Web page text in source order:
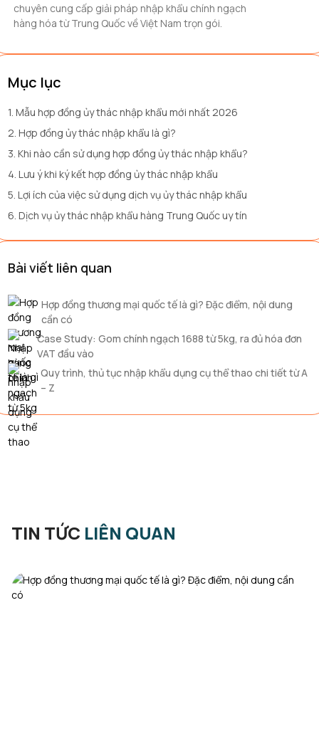
chuyên cung cấp giải pháp nhập khẩu chính ngạch
hàng hóa từ Trung Quốc về Việt Nam trọn gói.
Mục lục
1. Mẫu hợp đồng ủy thác nhập khẩu mới nhất 2026
2. Hợp đồng ủy thác nhập khẩu là gì?
3. Khi nào cần sử dụng hợp đồng ủy thác nhập khẩu?
4. Lưu ý khi ký kết hợp đồng ủy thác nhập khẩu
5. Lợi ích của việc sử dụng dịch vụ ủy thác nhập khẩu
6. Dịch vụ ủy thác nhập khẩu hàng Trung Quốc uy tín
Bài viết liên quan
Hợp đồng thương mại quốc tế là gì? Đặc điểm, nội dung
cần có
Case Study: Gom chính ngạch 1688 từ 5kg, ra đủ hóa đơn
VAT đầu vào
Quy trình, thủ tục nhập khẩu dụng cụ thể thao chi tiết từ A
– Z
TIN TỨC LIÊN QUAN